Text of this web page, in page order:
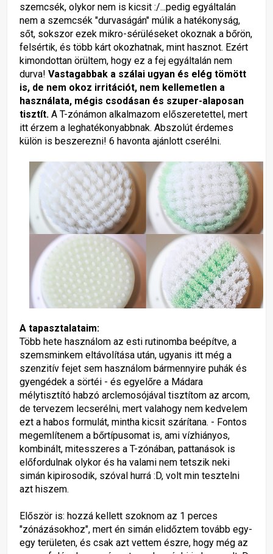
szemcsék, olykor nem is kicsit :/...pedig egyáltalán
nem a szemcsék "durvaságán" múlik a hatékonyság,
sőt, sokszor ezek mikro-sérüléseket okoznak a bőrön,
felsértik, és több kárt okozhatnak, mint hasznot. Ezért
kimondottan örültem, hogy ez a fej egyáltalán nem
durva!Vastagabbak a szálai ugyan és elég tömött
is, de nem okoz irritációt, nem kellemetlen a
használata, mégis csodásan és szuper-alaposan
tisztít. A T-zónámon alkalmazom előszeretettel, mert
itt érzem a leghatékonyabbnak. Abszolút érdemes
külön is beszerezni! 6 havonta ajánlott cserélni.
A tapasztalataim:
Több hete használom az esti rutinomba beépítve, a
szemsminkem eltávolítása után, ugyanis itt még a
szenzitív fejet sem használom bármennyire puhák és
gyengédek a sörtéi - és egyelőre a Mádara
mélytisztító habzó arclemosójával tisztítom az arcom,
de tervezem lecserélni, mert valahogy nem kedvelem
ezt a habos formulát, mintha kicsit szárítana. - Fontos
megemlítenem a bőrtípusomat is, ami vízhiányos,
kombinált, mitesszeres a T-zónában, pattanások is
előfordulnak olykor és ha valami nem tetszik neki
simán kipirosodik, szóval hurrá :D, volt min tesztelni
azt hiszem.
Először is: hozzá kellett szoknom az 1 perces
"zónázásokhoz", mert én simán elidőztem tovább egy-
egy területen, és csak azt vettem észre, hogy még az